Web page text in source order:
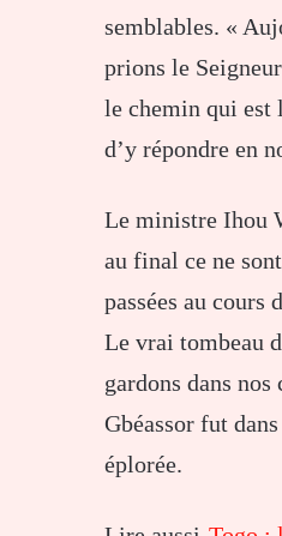
semblables. «
prions le
le chemin qui est
d’y répondre en
Le ministre Ihou
au final ce ne
passées au cours
Le vrai tombeau
gardons dans
Gbéassor fut
éplorée.